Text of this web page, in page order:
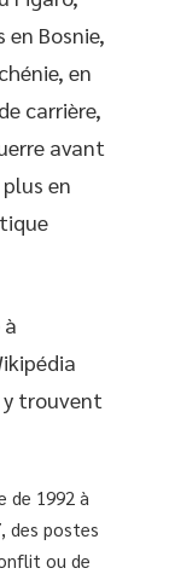
Bosnie,
en
carrière,
avant
en
trouvent
de 1992 à
des postes
ou de